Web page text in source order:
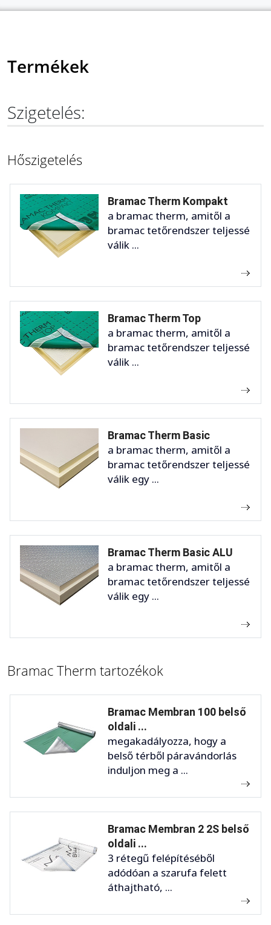
Termékek
Szigetelés:
Hőszigetelés
Bramac Therm Kompakt
a bramac therm, amitől a
bramac tetőrendszer teljessé
válik ...
Bramac Therm Top
a bramac therm, amitől a
bramac tetőrendszer teljessé
válik ...
Bramac Therm Basic
a bramac therm, amitől a
bramac tetőrendszer teljessé
válik egy ...
Bramac Therm Basic ALU
a bramac therm, amitől a
bramac tetőrendszer teljessé
válik egy ...
Bramac Therm tartozékok
Bramac Membran 100 belső
oldali ...
megakadályozza, hogy a
belső térből páravándorlás
induljon meg a ...
Bramac Membran 2 2S belső
oldali ...
3 rétegű felépítéséből
adódóan a szarufa felett
áthajtható, ...